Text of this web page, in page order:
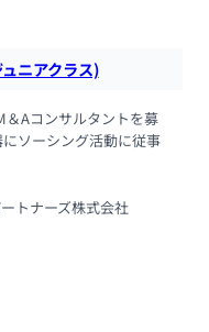
ニアクラス)
＆Aコンサルタントを募
ソーシング活動に従事
トナーズ株式会社